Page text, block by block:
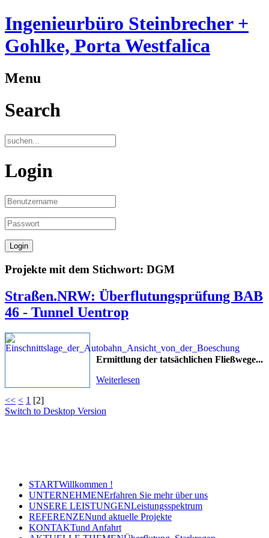
Ingenieurbüro Steinbrecher +
Gohlke, Porta Westfalica
Menu
Search
Login
Projekte mit dem Stichwort: DGM
Straßen.NRW: Überflutungsprüfung BAB
46 - Tunnel Uentrop
Ermittlung der tatsächlichen Fließwege...
Weiterlesen
<< < 1 [2]
Switch to Desktop Version
STARTWillkommen !
UNTERNEHMENErfahren Sie mehr über uns
UNSERE LEISTUNGENLeistungsspektrum
REFERENZENund aktuelle Projekte
KONTAKTund Anfahrt